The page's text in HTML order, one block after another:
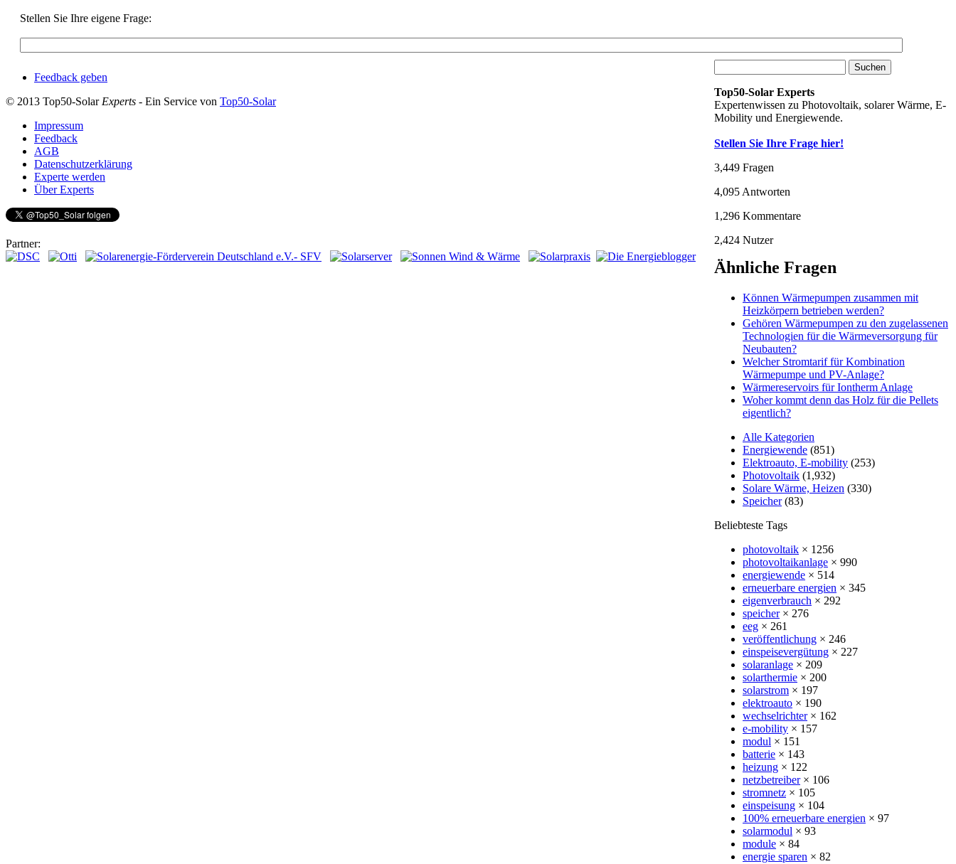
Stellen Sie Ihre eigene Frage:
Top50-Solar Experts
Expertenwissen zu Photovoltaik, solarer Wärme, E-
Mobility und Energiewende.
Stellen Sie Ihre Frage hier!
3,449 Fragen
4,095 Antworten
1,296 Kommentare
2,424 Nutzer
Ähnliche Fragen
Können Wärmepumpen zusammen mit
Heizkörpern betrieben werden?
Gehören Wärmepumpen zu den zugelassenen
Technologien für die Wärmeversorgung für
Neubauten?
Welcher Stromtarif für Kombination
Wärmepumpe und PV-Anlage?
Wärmereservoirs für Iontherm Anlage
Woher kommt denn das Holz für die Pellets
eigentlich?
Alle Kategorien
Energiewende (851)
Elektroauto, E-mobility (253)
Photovoltaik (1,932)
Solare Wärme, Heizen (330)
Speicher (83)
Beliebteste Tags
photovoltaik × 1256
photovoltaikanlage × 990
energiewende × 514
erneuerbare energien × 345
eigenverbrauch × 292
speicher× 276
eeg × 261
veröffentlichung × 246
einspeisevergütung × 227
solaranlage × 209
solarthermie × 200
solarstrom × 197
elektroauto × 190
wechselrichter× 162
e-mobility × 157
modul × 151
batterie × 143
heizung × 122
netzbetreiber× 106
stromnetz × 105
einspeisung × 104
100% erneuerbare energien × 97
solarmodul × 93
module × 84
energie sparen × 82
Feedback geben
© 2013 Top50-Solar Experts - Ein Service von Top50-Solar
Impressum
Feedback
AGB
Datenschutzerklärung
Experte werden
Über Experts
Partner: